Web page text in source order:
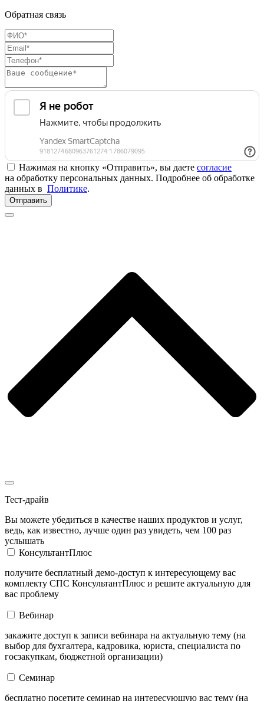
Обратная связь
Нажимая на кнопку «Отправить», вы даете согласие
на обработку персональных данных. Подробнее об обработке
данных в Политике.
Отправить
Тест-драйв
Вы можете убедиться в качестве наших продуктов и услуг,
ведь, как известно, лучше один раз увидеть, чем 100 раз
услышать
КонсультантПлюс
получите бесплатный демо-доступ к интересующему вас
комплекту СПС КонсультантПлюс и решите актуальную для
вас проблему
Вебинар
закажите доступ к записи вебинара на актуальную тему (на
выбор для бухгалтера, кадровика, юриста, специалиста по
госзакупкам, бюджетной организации)
Семинар
бесплатно посетите семинар на интересующую вас тему (на